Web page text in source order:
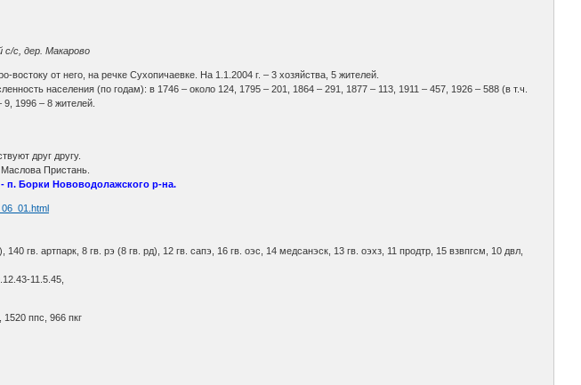
с/с, дер. Макарово
востоку от него, на речке Сухопичаевке. На 1.1.2004 г. – 3 хозяйства, 5 жителей.
населения (по годам): в 1746 – около 124, 1795 – 201, 1864 – 291, 1877 – 113, 1911 – 457, 1926 – 588 (в т.ч.
1996 – 8 жителей.
друг другу.
Маслова Пристань.
- п. Борки Нововодолажского р-на.
гв. артпарк, 8 гв. рэ (8 гв. рд), 12 гв. сапэ, 16 гв. оэс, 14 медсанэск, 13 гв. оэхз, 11 продтр, 15 взвпгсм, 10 двл,
11.5.45,
ппс, 966 пкг